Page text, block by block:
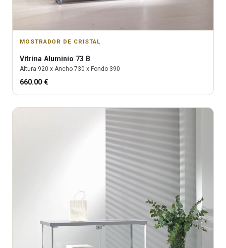
MOSTRADOR DE CRISTAL
Vitrina Aluminio 73 B
Altura 920 x Ancho 730 x Fondo 390
660.00 €